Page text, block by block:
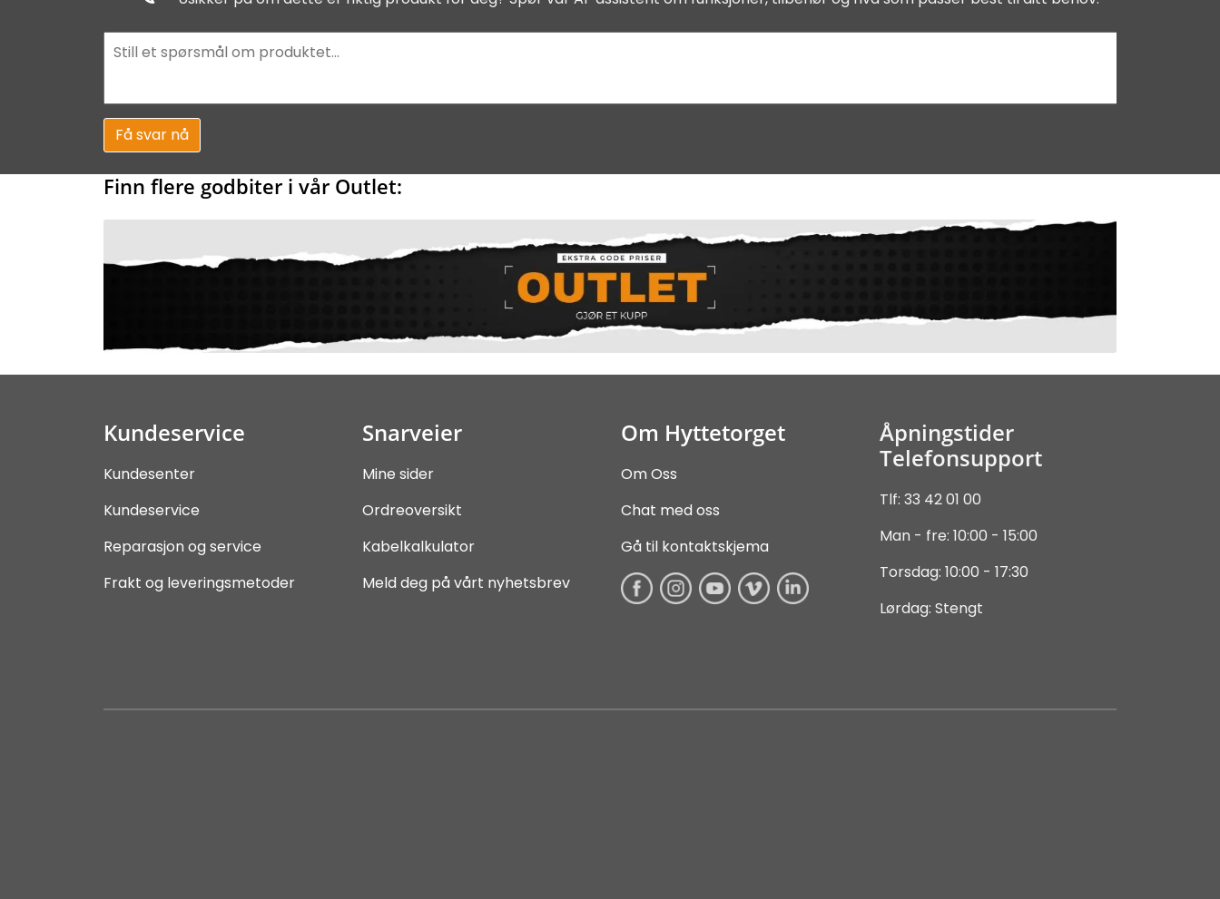
Få svar nå
Finn flere godbiter i vår Outlet:
Kundeservice
Kundesenter
Kundeservice
Reparasjon og service
Frakt og leveringsmetoder
Snarveier
Mine sider
Ordreoversikt
Kabelkalkulator
Meld deg på vårt nyhetsbrev
Om Hyttetorget
Om Oss
Chat med oss
Gå til kontaktskjema
Åpningstider
Telefonsupport
Tlf: 33 42 01 00
Man - fre: 10:00 - 15:00
Torsdag: 10:00 - 17:30
Lørdag: Stengt